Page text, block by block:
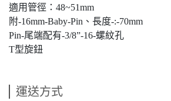
適用管徑：48~51mm
附-16mm-Baby-Pin、長度-:-70mm
Pin-尾端配有-3/8”-16-螺紋孔
T型旋鈕
運送方式